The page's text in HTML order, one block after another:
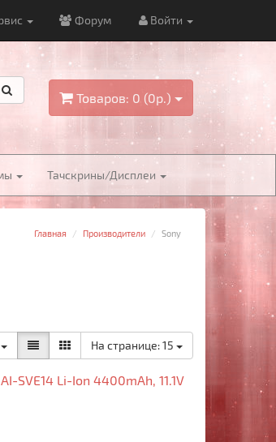
Форум Войти
Товаров: 0 (0р.)
Тачскрины/Дисплеи
Главная Производители Sony
На странице:15
SVE14 Li-Ion 4400mAh, 11.1V